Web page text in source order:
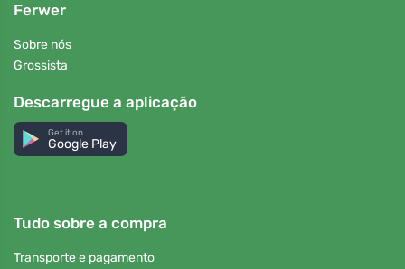
Ferwer
Sobre nós
Grossista
Descarregue a aplicação
Get it on
Google Play
Tudo sobre a compra
Transporte e pagamento